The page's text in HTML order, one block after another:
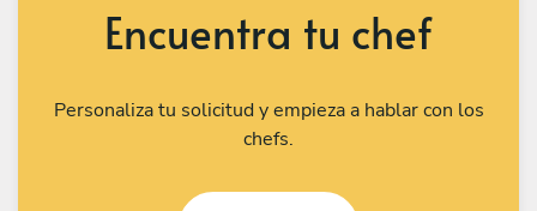
Encuentra tu chef
Personaliza tu solicitud y empieza a hablar con los
chefs.